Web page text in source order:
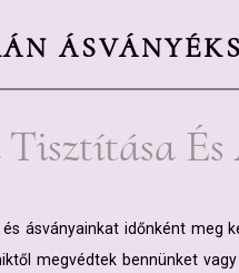
És
ásványainkat időnként meg
megvédtek bennünket